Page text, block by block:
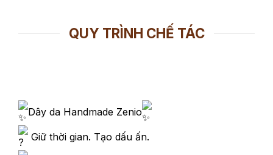
QUY TRÌNH CHẾ TÁC
Dây da Handmade Zenio
Giữ thời gian. Tạo dấu ấn.